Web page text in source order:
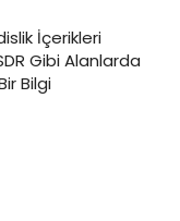
İçerikleri
Gibi Alanlarda
Bilgi